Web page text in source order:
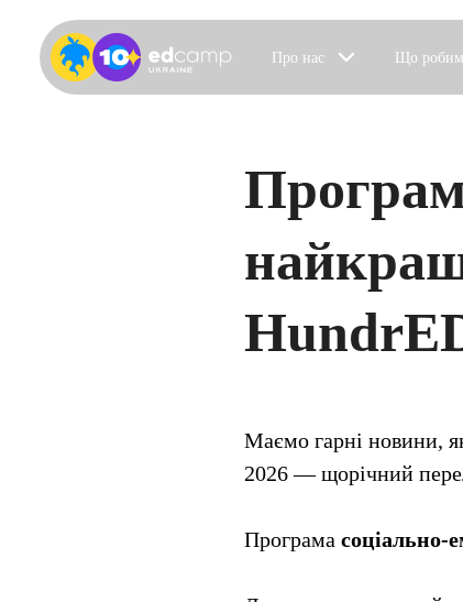
Про нас Що
Маємо гарні новини,
2026 — щорічний
Програма соціально-